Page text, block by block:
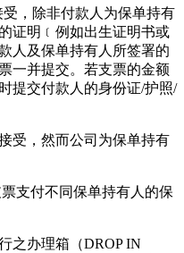
，除非付款人为保单持有
证明﹝例如出生证明书或
人及保单持有人所签署的
一并提交。若支票的金额
提交付款人的身份证/护照/
受，然而公司为保单持有
支付不同保单持有人的保
之办理箱（DROP IN